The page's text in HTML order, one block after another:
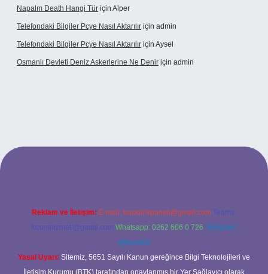
Napalm Death Hangi Tür için Alper
Telefondaki Bilgiler Pcye Nasıl Aktarılır için admin
Telefondaki Bilgiler Pcye Nasıl Aktarılır için Aysel
Osmanlı Devleti Deniz Askerlerine Ne Denir için admin
giriş
Reklam ve İletişim: E-mail: backlinkpaneli@gmail.com Teams:
forumhizmeti@gmail.com Whatsapp: 0262 606 0 726 Telegram:
@karabul
Yasal Uyarı: Sitemiz, 5651 Sayılı Kanun gereğince Bilgi Teknolojileri ve
İletişim Kurumu (BTK) tarafından onaylanmış bir Yer Sağlayıcı olarak